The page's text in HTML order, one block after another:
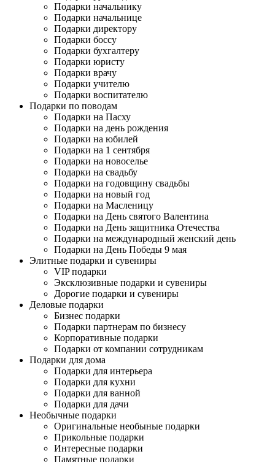
Подарки начальнику
Подарки начальнице
Подарки директору
Подарки боссу
Подарки бухгалтеру
Подарки юристу
Подарки врачу
Подарки учителю
Подарки воспитателю
Подарки по поводам
Подарки на Пасху
Подарки на день рождения
Подарки на юбилей
Подарки на 1 сентября
Подарки на новоселье
Подарки на свадьбу
Подарки на годовщину свадьбы
Подарки на новый год
Подарки на Масленицу
Подарки на День святого Валентина
Подарки на День защитника Отечества
Подарки на международный женский день
Подарки на День Победы 9 мая
Элитные подарки и сувениры
VIP подарки
Эксклюзивные подарки и сувениры
Дорогие подарки и сувениры
Деловые подарки
Бизнес подарки
Подарки партнерам по бизнесу
Корпоративные подарки
Подарки от компании сотрудникам
Подарки для дома
Подарки для интерьера
Подарки для кухни
Подарки для ванной
Подарки для дачи
Необычные подарки
Оригинальные необыные подарки
Прикольные подарки
Интересные подарки
Памятные подарки